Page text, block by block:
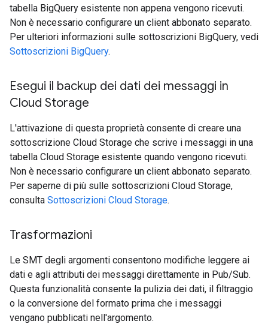
tabella BigQuery esistente non appena vengono ricevuti.
Non è necessario configurare un client abbonato separato.
Per ulteriori informazioni sulle sottoscrizioni BigQuery, vedi
Sottoscrizioni BigQuery.
Esegui il backup dei dati dei messaggi in
Cloud Storage
L'attivazione di questa proprietà consente di creare una
sottoscrizione Cloud Storage che scrive i messaggi in una
tabella Cloud Storage esistente quando vengono ricevuti.
Non è necessario configurare un client abbonato separato.
Per saperne di più sulle sottoscrizioni Cloud Storage,
consulta Sottoscrizioni Cloud Storage.
Trasformazioni
Le SMT degli argomenti consentono modifiche leggere ai
dati e agli attributi dei messaggi direttamente in Pub/Sub.
Questa funzionalità consente la pulizia dei dati, il filtraggio
o la conversione del formato prima che i messaggi
vengano pubblicati nell'argomento.